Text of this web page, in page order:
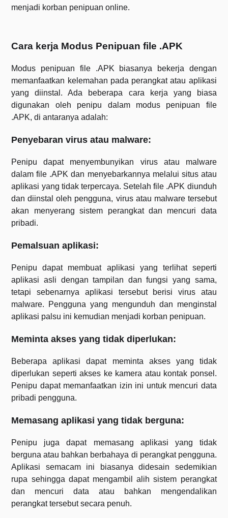
menjadi korban penipuan online.
Cara kerja Modus Penipuan file .APK
Modus penipuan file .APK biasanya bekerja dengan
memanfaatkan kelemahan pada perangkat atau aplikasi
yang diinstal. Ada beberapa cara kerja yang biasa
digunakan oleh penipu dalam modus penipuan file
.APK, di antaranya adalah:
Penyebaran virus atau malware:
Penipu dapat menyembunyikan virus atau malware
dalam file .APK dan menyebarkannya melalui situs atau
aplikasi yang tidak terpercaya. Setelah file .APK diunduh
dan diinstal oleh pengguna, virus atau malware tersebut
akan menyerang sistem perangkat dan mencuri data
pribadi.
Pemalsuan aplikasi:
Penipu dapat membuat aplikasi yang terlihat seperti
aplikasi asli dengan tampilan dan fungsi yang sama,
tetapi sebenarnya aplikasi tersebut berisi virus atau
malware. Pengguna yang mengunduh dan menginstal
aplikasi palsu ini kemudian menjadi korban penipuan.
Meminta akses yang tidak diperlukan:
Beberapa aplikasi dapat meminta akses yang tidak
diperlukan seperti akses ke kamera atau kontak ponsel.
Penipu dapat memanfaatkan izin ini untuk mencuri data
pribadi pengguna.
Memasang aplikasi yang tidak berguna:
Penipu juga dapat memasang aplikasi yang tidak
berguna atau bahkan berbahaya di perangkat pengguna.
Aplikasi semacam ini biasanya didesain sedemikian
rupa sehingga dapat mengambil alih sistem perangkat
dan mencuri data atau bahkan mengendalikan
perangkat tersebut secara penuh.